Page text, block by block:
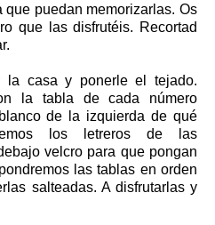
puedan memorizarlas. Os
que las disfrutéis. Recortad
la casa y ponerle el tejado.
la tabla de cada número
de la izquierda de qué
los letreros de las
velcro para que pongan
las tablas en orden
salteadas. A disfrutarlas y